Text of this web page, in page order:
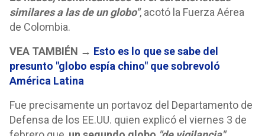
similares a las de un globo", acotó la Fuerza Aérea
de Colombia.
VEA TAMBIÉN → Esto es lo que se sabe del
presunto "globo espía chino" que sobrevoló
América Latina
Fue precisamente un portavoz del Departamento de
Defensa de los EE.UU. quien explicó el viernes 3 de